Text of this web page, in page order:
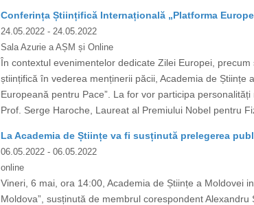
Conferința Științifică Internațională „Platforma
24.05.2022 - 24.05.2022
Sala Azurie a AȘM și Online
În contextul evenimentelor dedicate Zilei Europei,
științifică în vederea menținerii păcii, Academia de Științe
Europeană pentru Pace”. La for vor participa
Prof. Serge Haroche, Laureat al Premiului Nobel pentru
La Academia de Științe va fi susținută prelegerea
06.05.2022 - 06.05.2022
online
Vineri, 6 mai, ora 14:00, Academia de Științe a Moldovei
Moldova”, susținută de membrul corespondent